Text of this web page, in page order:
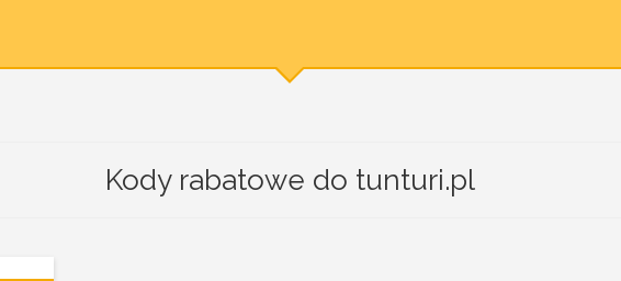
Kody rabatowe do tunturi.pl